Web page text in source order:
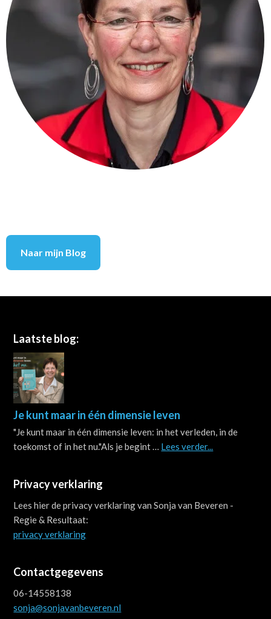
Naar mijn Blog
Footer
Laatste blog:
Je kunt maar in één dimensie leven
"Je kunt maar in één dimensie leven: in het verleden, in de
toekomst of in het nu."Als je begint … Lees verder...
in
Privacy verklaring
Lees hier de privacy verklaring van Sonja van Beveren -
Regie & Resultaat:
privacy verklaring
Contactgegevens
06-14558138
sonja@sonjavanbeveren.nl